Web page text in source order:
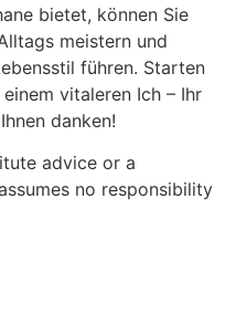
bietet, können Sie
meistern und
führen. Starten
vitaleren Ich – Ihr
danken!
advice or a
no responsibility